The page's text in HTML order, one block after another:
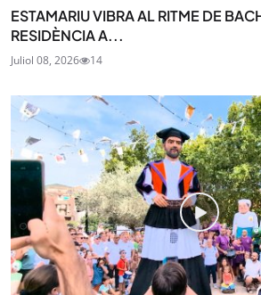
ESTAMARIU VIBRA AL RITME DE
RESIDÈNCIA A...
Juliol 08, 2026 14